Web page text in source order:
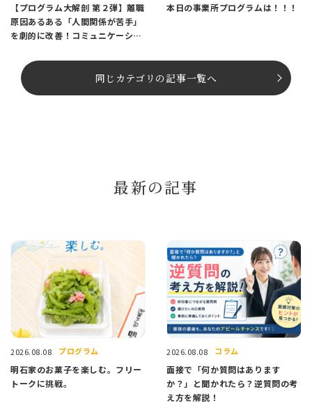
【プログラム大解剖 第２弾】離職
原因あるある「人間関係が苦手」
を劇的に改善！コミュニケーショ
本日の事業所プログラムは！！！
同じカテゴリの記事⼀覧へ
最新の記事
2026.08.08 プログラム
明石家のお菓子を楽しむ。フリー
トークに挑戦。
2026.08.08 コラム
面接で「何か質問はあります
か？」と聞かれたら？逆質問の考
え方を解説！